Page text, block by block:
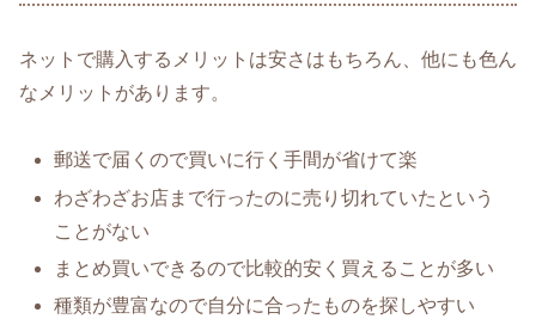
ネットで購入するメリットは安さはもちろん、他にも色ん
なメリットがあります。
郵送で届くので買いに行く手間が省けて楽
わざわざお店まで行ったのに売り切れていたという
ことがない
まとめ買いできるので比較的安く買えることが多い
種類が豊富なので自分に合ったものを探しやすい